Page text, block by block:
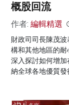
概股回流
作者: 編輯精選
財政司司長陳茂
構和其他地區的
深入探討如何增
納全球各地優質發